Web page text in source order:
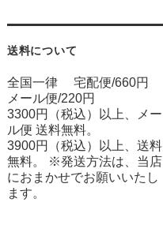
送料について
全国一律 宅配便/660円
メール便/220円
3300円（税込）以上、メー
ル便 送料無料。
3900円（税込）以上、送料
無料。 ※発送方法は、当店
におまかせでお願いいたし
ます。